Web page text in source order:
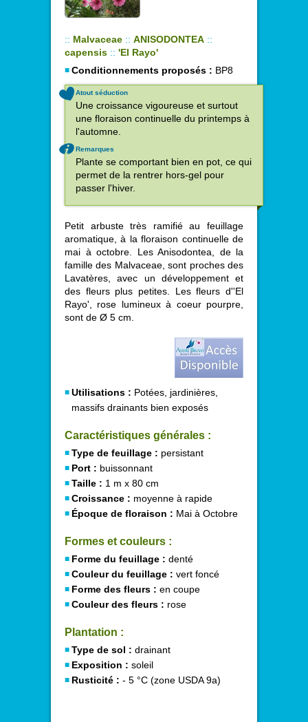
:: Malvaceae :: ANISODONTEA ::
capensis :: 'El Rayo'
Conditionnements proposés : BP8
Atout séduction
Une croissance vigoureuse et surtout
une floraison continuelle du printemps à
l'automne.
Remarques
Plante se comportant bien en pot, ce qui
permet de la rentrer hors-gel pour
passer l'hiver.
Petit arbuste très ramifié au feuillage
aromatique, à la floraison continuelle de
mai à octobre. Les Anisodontea, de la
famille des Malvaceae, sont proches des
Lavatères, avec un développement et
des fleurs plus petites. Les fleurs d''El
Rayo', rose lumineux à coeur pourpre,
sont de Ø 5 cm.
Utilisations : Potées, jardinières,
massifs drainants bien exposés
Caractéristiques générales :
Type de feuillage : persistant
Port : buissonnant
Taille : 1 m x 80 cm
Croissance : moyenne à rapide
Époque de floraison : Mai à Octobre
Formes et couleurs :
Forme du feuillage : denté
Couleur du feuillage : vert foncé
Forme des fleurs : en coupe
Couleur des fleurs : rose
Plantation :
Type de sol : drainant
Exposition : soleil
Rusticité : - 5 °C (zone USDA 9a)